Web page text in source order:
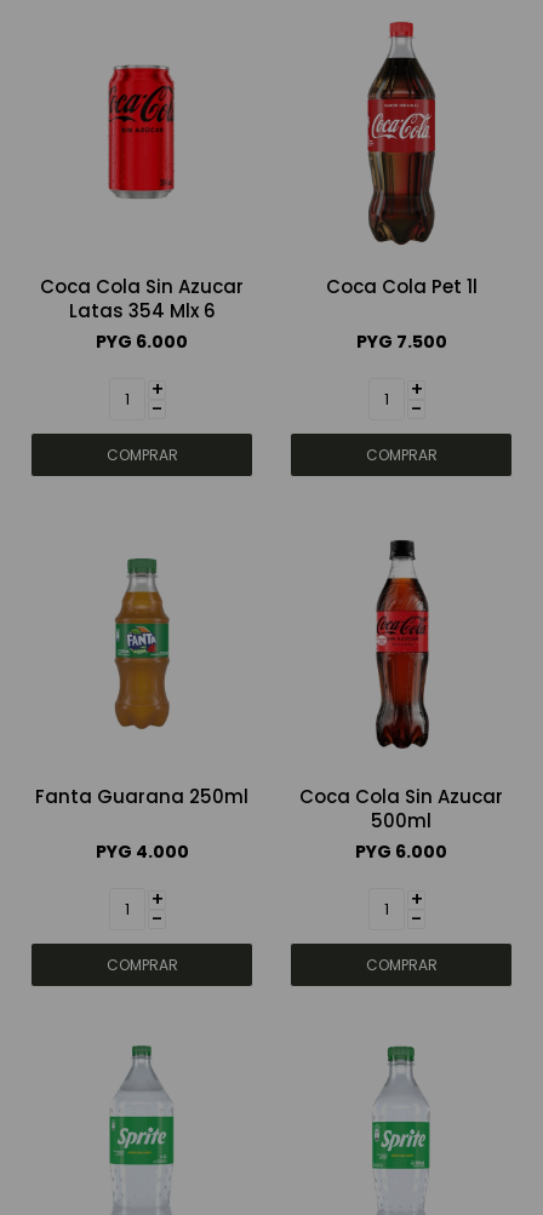
Coca Cola Sin Azucar
Latas 354 Mlx 6
PYG 6.000
+
-
Coca Cola Pet 1l
PYG 7.500
+
-
Fanta Guarana 250ml
PYG 4.000
+
-
Coca Cola Sin Azucar
500ml
PYG 6.000
+
-